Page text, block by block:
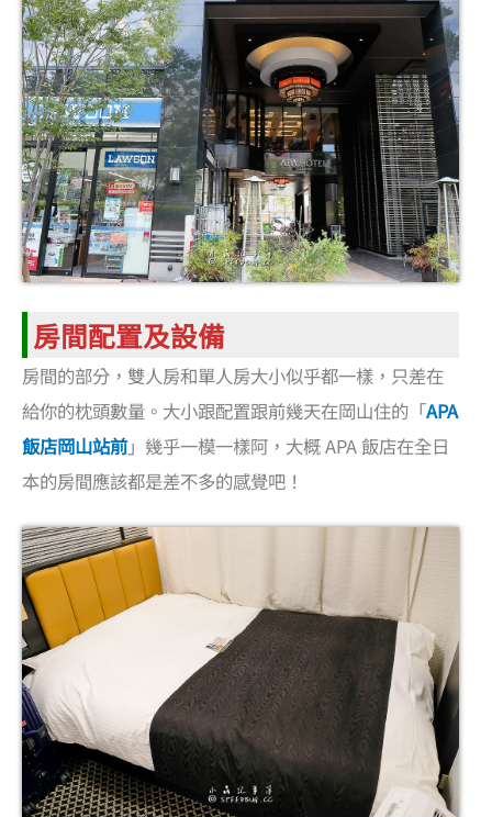
房間配置及設備
房間的部分，雙人房和單人房大小似乎都一樣，只差在
給你的枕頭數量。大小跟配置跟前幾天在岡山住的「APA
飯店岡山站前」幾乎一模一樣阿，大概 APA 飯店在全日
本的房間應該都是差不多的感覺吧！